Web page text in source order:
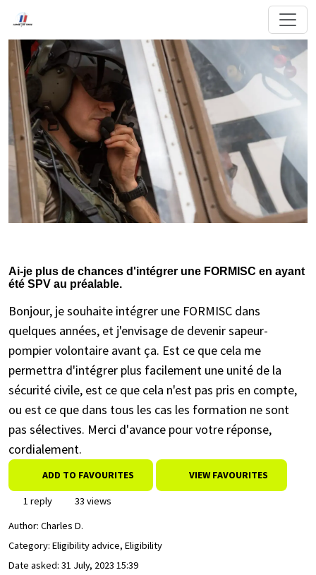
Ai-je plus de chances d'intégrer une FORMISC en ayant
été SPV au préalable.
Bonjour, je souhaite intégrer une FORMISC dans
quelques années, et j'envisage de devenir sapeur-
pompier volontaire avant ça. Est ce que cela me
permettra d'intégrer plus facilement une unité de la
sécurité civile, est ce que cela n'est pas pris en compte,
ou est ce que dans tous les cas les formation ne sont
pas sélectives. Merci d'avance pour votre réponse,
cordialement.
ADD TO FAVOURITES VIEW FAVOURITES
1 reply
33 views
Author: Charles D.
Category: Eligibility advice, Eligibility
Date asked: 31 July, 2023 15:39